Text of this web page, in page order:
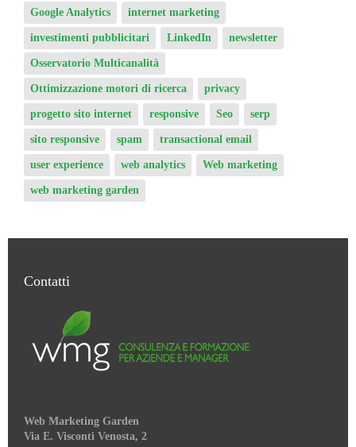
Google Analytics internet marketing
investimenti pubblicitari LinkedIn newsletter
Osservatorio Multicanalità
Ottimizzazione motori di ricerca privacy
progetto sito internet responsive Seo
sito responsive transactional email
user experience web analytics Web marketing
web marketing garden
Contatti
Web Marketing Garden
Via E. Visconti Venosta, 2